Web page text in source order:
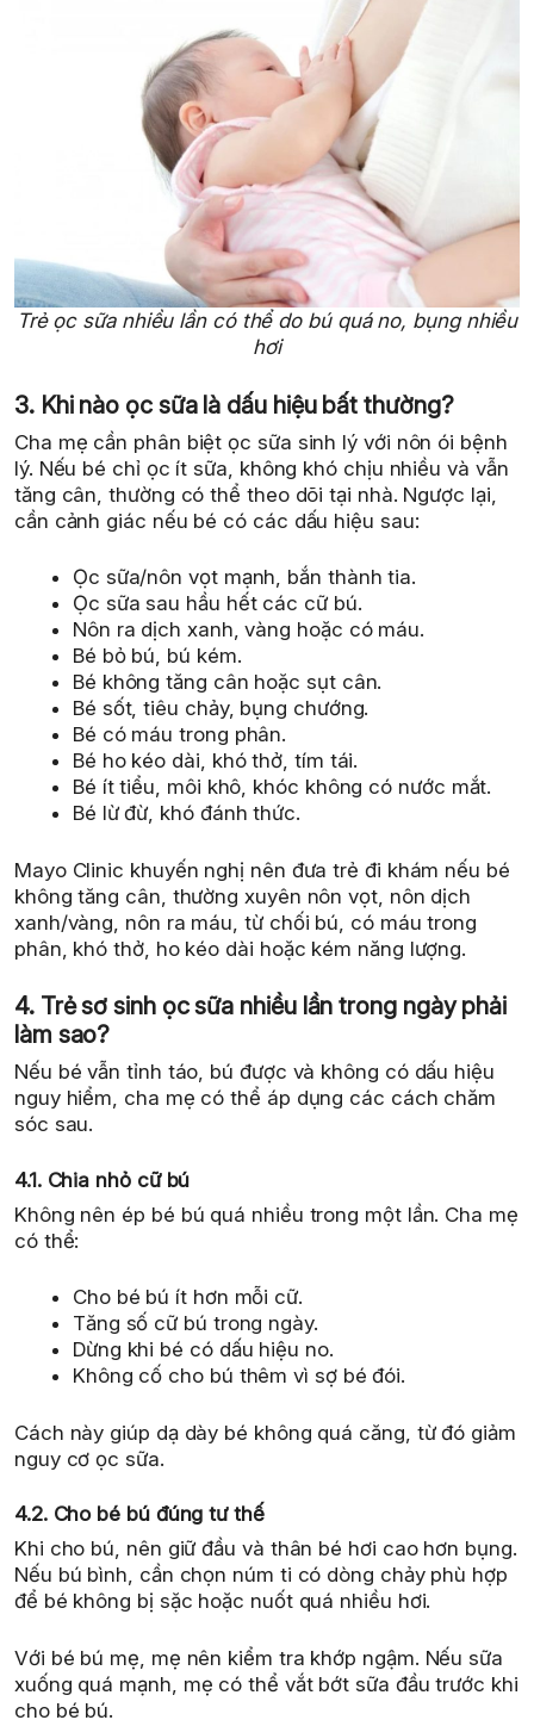
Trẻ ọc sữa nhiều lần có thể do bú quá no, bụng nhiều
hơi
3. Khi nào ọc sữa là dấu hiệu bất thường?
Cha mẹ cần phân biệt ọc sữa sinh lý với nôn ói bệnh
lý. Nếu bé chỉ ọc ít sữa, không khó chịu nhiều và vẫn
tăng cân, thường có thể theo dõi tại nhà. Ngược lại,
cần cảnh giác nếu bé có các dấu hiệu sau:
Ọc sữa/nôn vọt mạnh, bắn thành tia.
Ọc sữa sau hầu hết các cữ bú.
Nôn ra dịch xanh, vàng hoặc có máu.
Bé bỏ bú, bú kém.
Bé không tăng cân hoặc sụt cân.
Bé sốt, tiêu chảy, bụng chướng.
Bé có máu trong phân.
Bé ho kéo dài, khó thở, tím tái.
Bé ít tiểu, môi khô, khóc không có nước mắt.
Bé lừ đừ, khó đánh thức.
Mayo Clinic khuyến nghị nên đưa trẻ đi khám nếu bé
không tăng cân, thường xuyên nôn vọt, nôn dịch
xanh/vàng, nôn ra máu, từ chối bú, có máu trong
phân, khó thở, ho kéo dài hoặc kém năng lượng.
4. Trẻ sơ sinh ọc sữa nhiều lần trong ngày phải
làm sao?
Nếu bé vẫn tỉnh táo, bú được và không có dấu hiệu
nguy hiểm, cha mẹ có thể áp dụng các cách chăm
sóc sau.
4.1. Chia nhỏ cữ bú
Không nên ép bé bú quá nhiều trong một lần. Cha mẹ
có thể:
Cho bé bú ít hơn mỗi cữ.
Tăng số cữ bú trong ngày.
Dừng khi bé có dấu hiệu no.
Không cố cho bú thêm vì sợ bé đói.
Cách này giúp dạ dày bé không quá căng, từ đó giảm
nguy cơ ọc sữa.
4.2. Cho bé bú đúng tư thế
Khi cho bú, nên giữ đầu và thân bé hơi cao hơn bụng.
Nếu bú bình, cần chọn núm ti có dòng chảy phù hợp
để bé không bị sặc hoặc nuốt quá nhiều hơi.
Với bé bú mẹ, mẹ nên kiểm tra khớp ngậm. Nếu sữa
xuống quá mạnh, mẹ có thể vắt bớt sữa đầu trước khi
cho bé bú.